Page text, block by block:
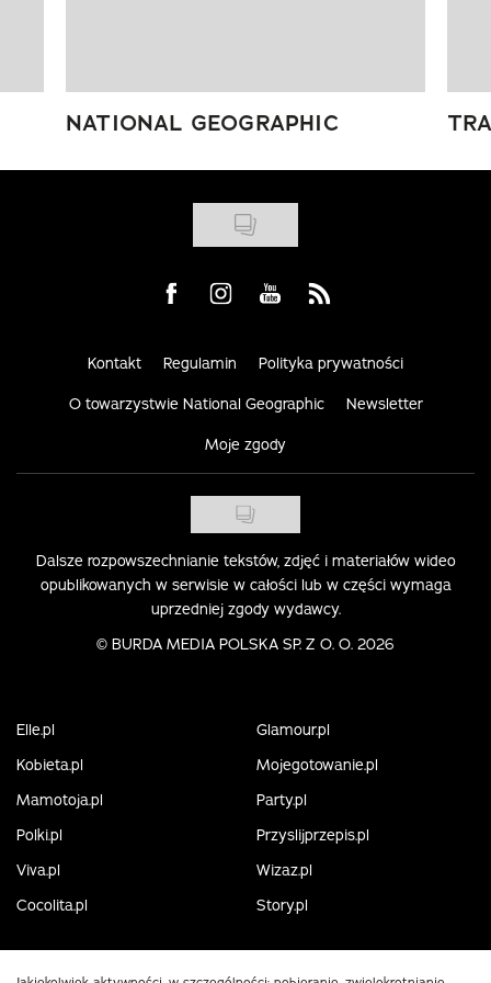
NATIONAL GEOGRAPHIC
Visit us on Facebook
Visit us on Instagram
Visit us on Youtube
Visit us on Rss
Kontakt Regulamin Polityka prywatności
O towarzystwie National Geographic Newsletter
Moje zgody
Dalsze rozpowszechnianie tekstów, zdjęć i materiałów wideo
opublikowanych w serwisie w całości lub w części wymaga
uprzedniej zgody wydawcy.
© BURDA MEDIA POLSKA SP. Z O. O. 2026
Elle.pl
Glamour.pl
Kobieta.pl
Mojegotowanie.pl
Mamotoja.pl
Party.pl
Polki.pl
Przyslijprzepis.pl
Viva.pl
Wizaz.pl
Cocolita.pl
Story.pl